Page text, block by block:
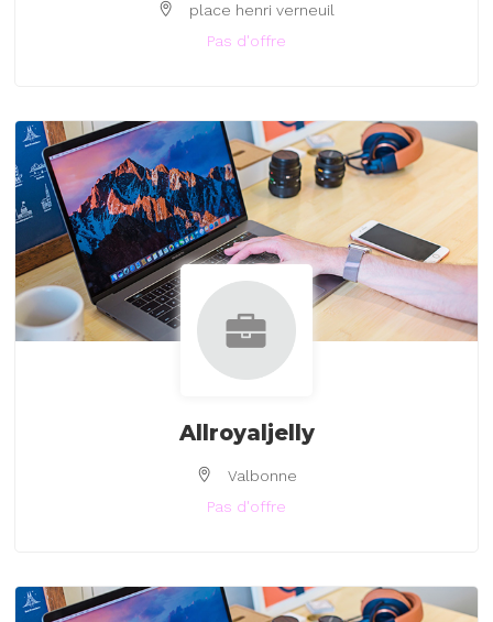
place henri verneuil
Pas d'offre
Allroyaljelly
Valbonne
Pas d'offre